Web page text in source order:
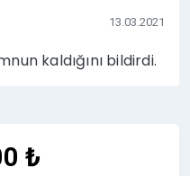
13.03.2021
kaldığını bildirdi.
₺